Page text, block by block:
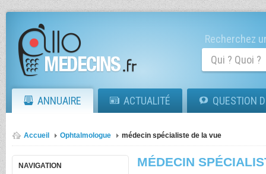
Recherchez
ANNUAIRE ACTUALITÉ QUESTION
Accueil Ophtalmologue médecin spécialiste de la vue
NAVIGATION MÉDECIN